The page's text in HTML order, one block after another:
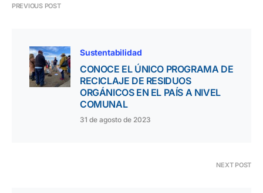
PREVIOUS POST
Sustentabilidad
CONOCE EL ÚNICO PROGRAMA DE
RECICLAJE DE RESIDUOS
ORGÁNICOS EN EL PAÍS A NIVEL
COMUNAL
31 de agosto de 2023
NEXT POST